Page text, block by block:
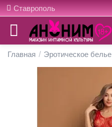
Ставрополь
Главная / Эротическое белье